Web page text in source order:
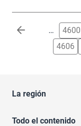
Paginación … 4600
4606
La región
Todo el contenido